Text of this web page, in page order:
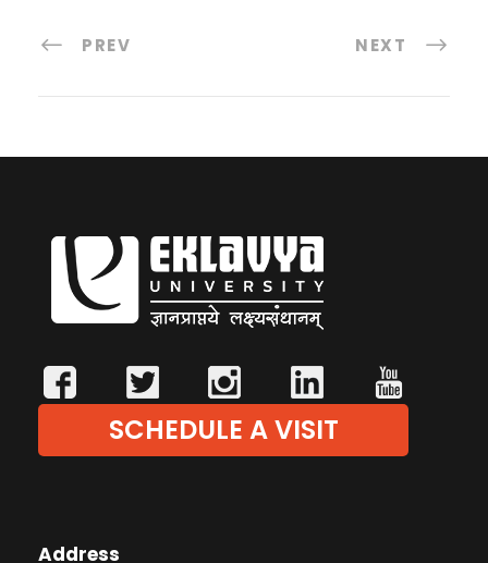
PREV NEXT
SCHEDULE A VISIT
Address